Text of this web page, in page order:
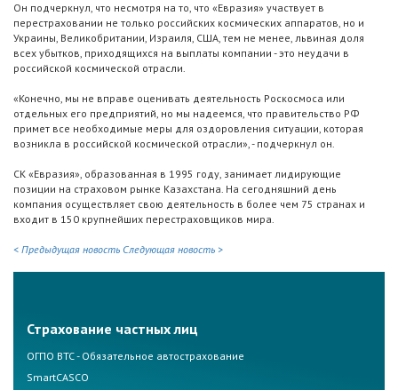
Он подчеркнул, что несмотря на то, что «Евразия» участвует в
перестраховании не только российских космических аппаратов, но и
Украины, Великобритании, Израиля, США, тем не менее, львиная доля
всех убытков, приходящихся на выплаты компании - это неудачи в
российской космической отрасли.
«Конечно, мы не вправе оценивать деятельность Роскосмоса или
отдельных его предприятий, но мы надеемся, что правительство РФ
примет все необходимые меры для оздоровления ситуации, которая
возникла в российской космической отрасли», - подчеркнул он.
СК «Евразия», образованная в 1995 году, занимает лидирующие
позиции на страховом рынке Казахстана. На сегодняшний день
компания осуществляет свою деятельность в более чем 75 странах и
входит в 150 крупнейших перестраховщиков мира.
< Предыдущая новость Следующая новость >
Страхование частных лиц
ОГПО ВТС - Обязательное автострахование
SmartCASCO